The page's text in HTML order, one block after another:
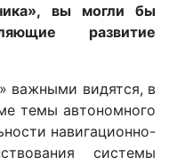
вы могли бы
развитие
важными видятся, в
темы автономного
навигационно-
системы